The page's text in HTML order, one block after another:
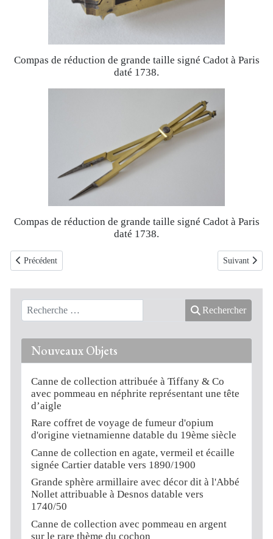
Compas de réduction de grande taille signé Cadot à Paris
daté 1738.
Compas de réduction de grande taille signé Cadot à Paris
daté 1738.
Article précédent : Compas à secteur formant calibre signé Johannes
Précédent Article
Suivant
Rechercher
Nouveaux Objets
Canne de collection attribuée à Tiffany & Co
avec pommeau en néphrite représentant une tête
d’aigle
Rare coffret de voyage de fumeur d'opium
d'origine vietnamienne datable du 19ème siècle
Canne de collection en agate, vermeil et écaille
signée Cartier datable vers 1890/1900
Grande sphère armillaire avec décor dit à l'Abbé
Nollet attribuable à Desnos datable vers
1740/50
Canne de collection avec pommeau en argent
sur le rare thème du cochon